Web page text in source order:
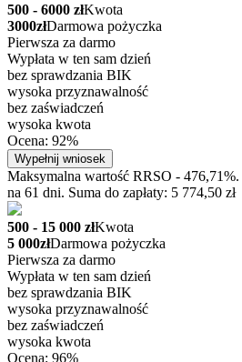
500 - 6000 złKwota
3000złDarmowa pożyczka
Pierwsza za darmo
Wypłata w ten sam dzień
bez sprawdzania BIK
wysoka przyznawalność
bez zaświadczeń
wysoka kwota
Ocena: 92%
Wypełnij wniosek
Maksymalna wartość RRSO - 476,71%.
na 61 dni. Suma do zapłaty: 5 774,50 zł
500 - 15 000 złKwota
5 000złDarmowa pożyczka
Pierwsza za darmo
Wypłata w ten sam dzień
bez sprawdzania BIK
wysoka przyznawalność
bez zaświadczeń
wysoka kwota
Ocena: 96%